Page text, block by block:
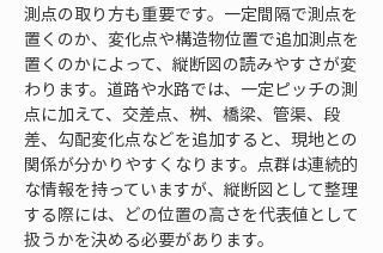
測点の取り方も重要です。一定間隔で測点を
置くのか、変化点や構造物位置で追加測点を
置くのかによって、縦断図の読みやすさが変
わります。道路や水路では、一定ピッチの測
点に加えて、交差点、桝、橋梁、管渠、段
差、勾配変化点などを追加すると、現地との
関係が分かりやすくなります。点群は連続的
な情報を持っていますが、縦断図として整理
する際には、どの位置の高さを代表値として
扱うかを決める必要があります。